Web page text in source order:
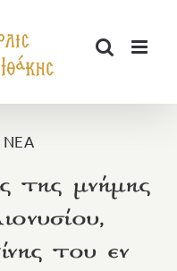
ΝΕΑ
της μνήμης
του εν